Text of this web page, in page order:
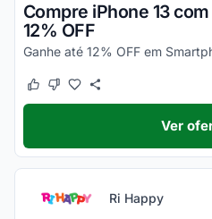
Compre iPhone 13
12% OFF
Este cupom funcionou
Este cupom não funcionou
Ver
Ri Happy